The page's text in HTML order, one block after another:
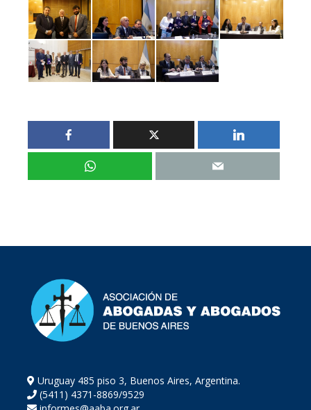
Uruguay 485 piso 3, Buenos Aires, Argentina.
(5411) 4371-8869/9529